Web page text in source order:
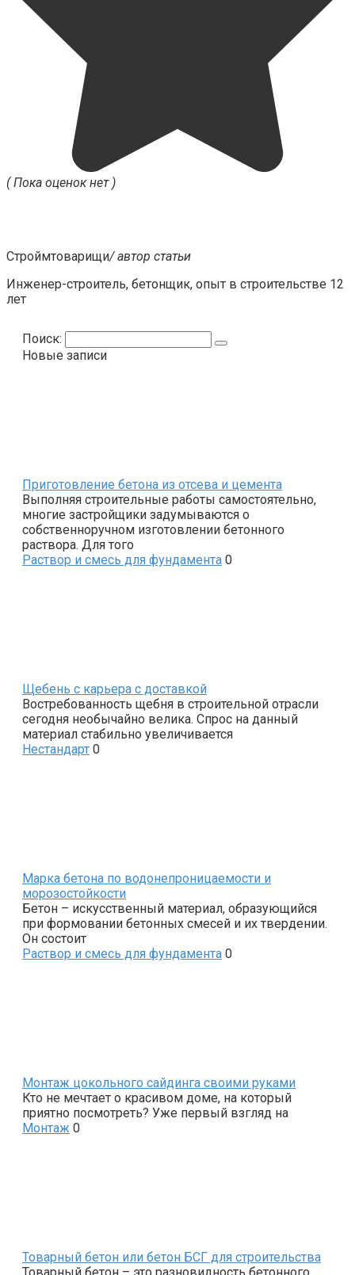
( Пока оценок нет )
Строймтоварищи/ автор статьи
Инженер-строитель, бетонщик, опыт в строительстве 12
лет
Поиск:
Новые записи
Приготовление бетона из отсева и цемента
Выполняя строительные работы самостоятельно,
многие застройщики задумываются о
собственноручном изготовлении бетонного
раствора. Для того
Раствор и смесь для фундамента 0
Щебень с карьера с доставкой
Востребованность щебня в строительной отрасли
сегодня необычайно велика. Спрос на данный
материал стабильно увеличивается
Нестандарт 0
Марка бетона по водонепроницаемости и
морозостойкости
Бетон – искусственный материал, образующийся
при формовании бетонных смесей и их твердении.
Он состоит
Раствор и смесь для фундамента 0
Монтаж цокольного сайдинга своими руками
Кто не мечтает о красивом доме, на который
приятно посмотреть? Уже первый взгляд на
Монтаж 0
Товарный бетон или бетон БСГ для строительства